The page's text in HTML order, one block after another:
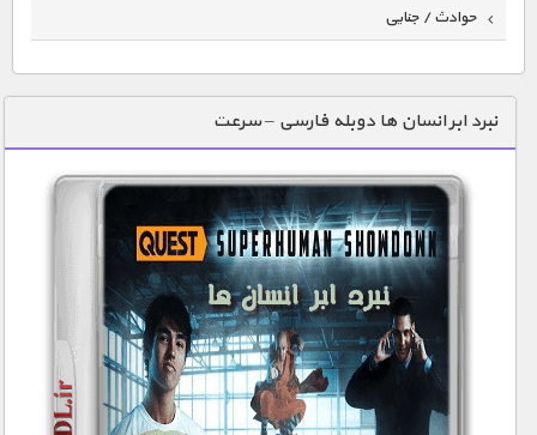
حوادث / جنایی
دنیای خوراکی ها
زمین شناسی / محیط زیست
سازه/ معماری/ مهندسی
سرگرمی
شناخت کودکان
طبیعت
علم و فناوری
فرهنگ / هنر
نبرد ابر انسان ها دوبله فارسی – سرعت